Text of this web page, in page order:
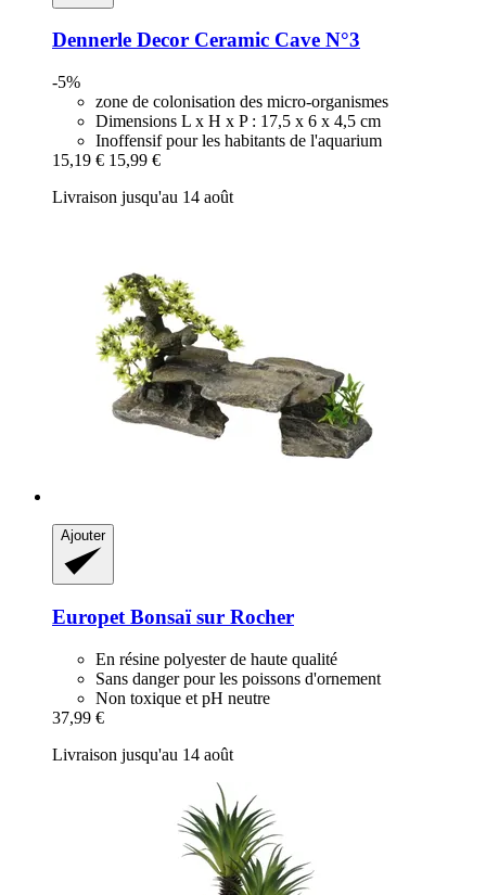
Dennerle Decor Ceramic Cave N°3
-5%
zone de colonisation des micro-organismes
Dimensions L x H x P : 17,5 x 6 x 4,5 cm
Inoffensif pour les habitants de l'aquarium
15,19 € 15,99 €
Livraison jusqu'au 14 août
Ajouter
Europet Bonsaï sur Rocher
En résine polyester de haute qualité
Sans danger pour les poissons d'ornement
Non toxique et pH neutre
37,99 €
Livraison jusqu'au 14 août